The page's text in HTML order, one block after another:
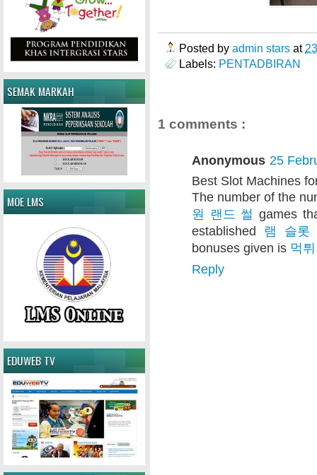
Posted by admin stars at
Labels: PENTADBIRAN
1 comments :
Anonymous 25
Best Slot Machines
The number of the
원 랜드 썰 games
established 램 슬롯
bonuses given is 먹
Reply
SEMAK MARKAH
MOE LMS
EDUWEB TV